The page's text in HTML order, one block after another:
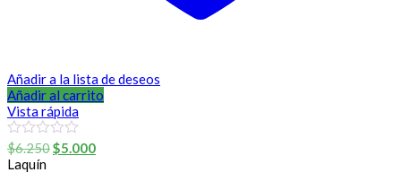
Añadir a la lista de deseos
Añadir al carrito
Vista rápida
0
out
of
$6.250El
$5.000El
Laquín